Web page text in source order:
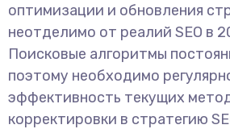
оптимизации и обновления
неотделимо от реалий SEO в
Поисковые алгоритмы
поэтому необходимо
эффективность текущих
корректировки в стратегию